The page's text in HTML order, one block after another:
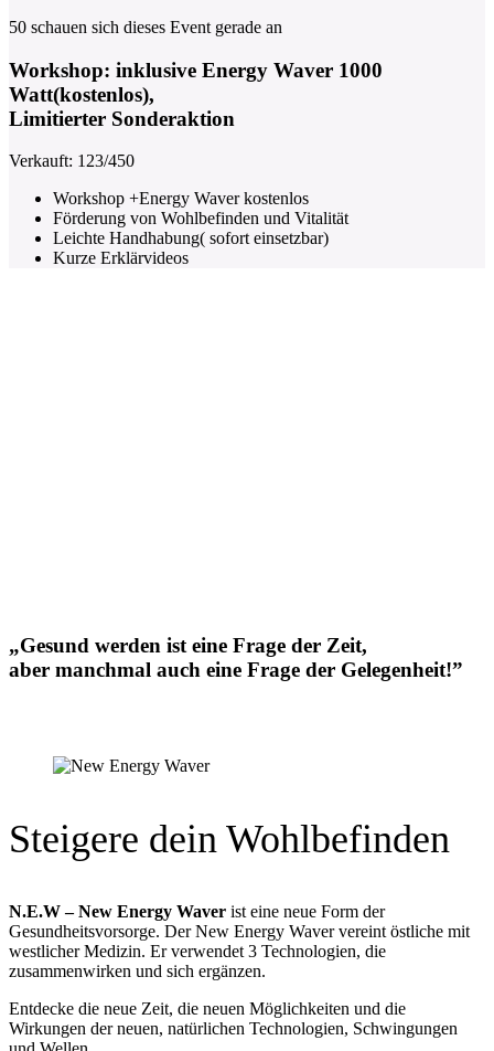
50 schauen sich dieses Event gerade an
Workshop: inklusive Energy Waver 1000
Watt(kostenlos),
Limitierter Sonderaktion
Verkauft: 123/450
Workshop +Energy Waver kostenlos
Förderung von Wohlbefinden und Vitalität
Leichte Handhabung( sofort einsetzbar)
Kurze Erklärvideos
„Gesund werden ist eine Frage der Zeit,
aber manchmal auch eine Frage der Gelegenheit!”
Steigere dein Wohlbefinden
N.E.W – New Energy Waver ist eine neue Form der
Gesundheitsvorsorge. Der New Energy Waver vereint östliche mit
westlicher Medizin. Er verwendet 3 Technologien, die
zusammenwirken und sich ergänzen.
Entdecke die neue Zeit, die neuen Möglichkeiten und die
Wirkungen der neuen, natürlichen Technologien, Schwingungen